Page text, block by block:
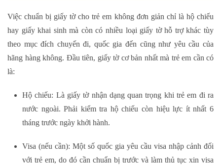
Việc chuẩn bị giấy tờ cho trẻ em không đơn giản chỉ là hộ chiếu
hay giấy khai sinh mà còn có nhiều loại giấy tờ hỗ trợ khác tùy
theo mục đích chuyến đi, quốc gia đến cũng như yêu cầu của
hãng hàng không. Đầu tiên, giấy tờ cơ bản nhất mà trẻ em cần có
là:
Hộ chiếu: Là giấy tờ nhận dạng quan trọng khi trẻ em đi ra
nước ngoài. Phải kiểm tra hộ chiếu còn hiệu lực ít nhất 6
tháng trước ngày khởi hành.
Visa (nếu cần): Một số quốc gia yêu cầu visa nhập cảnh đối
với trẻ em, do đó cần chuẩn bị trước và làm thủ tục xin visa